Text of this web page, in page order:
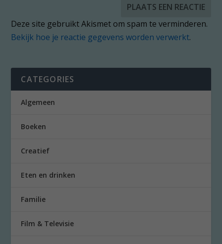
Deze site gebruikt Akismet om spam te verminderen.
Bekijk hoe je reactie gegevens worden verwerkt.
CATEGORIES
Algemeen
Boeken
Creatief
Eten en drinken
Familie
Film & Televisie